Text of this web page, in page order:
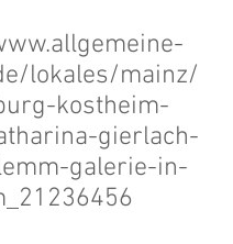
lokales/mainz/
kostheim-
gierlach-
galerie-in-